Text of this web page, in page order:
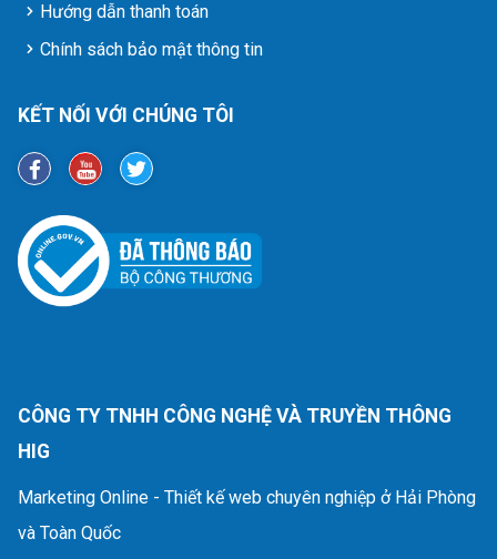
Hướng dẫn thanh toán
Chính sách bảo mật thông tin
KẾT NỐI VỚI CHÚNG TÔI
CÔNG TY TNHH CÔNG NGHỆ VÀ TRUYỀN THÔNG
HIG
Marketing Online - Thiết kế web chuyên nghiệp ở Hải Phòng
và Toàn Quốc